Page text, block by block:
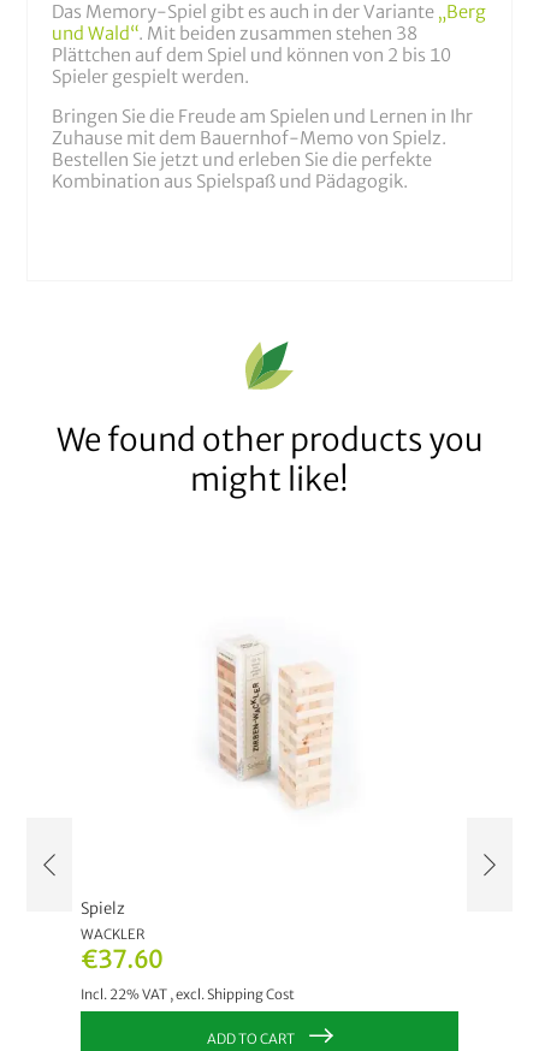
Das Memory-Spiel gibt es auch in der Variante „Berg
und Wald“. Mit beiden zusammen stehen 38
Plättchen auf dem Spiel und können von 2 bis 10
Spieler gespielt werden.
Bringen Sie die Freude am Spielen und Lernen in Ihr
Zuhause mit dem Bauernhof-Memo von Spielz.
Bestellen Sie jetzt und erleben Sie die perfekte
Kombination aus Spielspaß und Pädagogik.
We found other products you
might like!
€37.60
Incl. 22% VAT ,excl.Shipping Cost
Spielz
WACKLER
ADD TO CART